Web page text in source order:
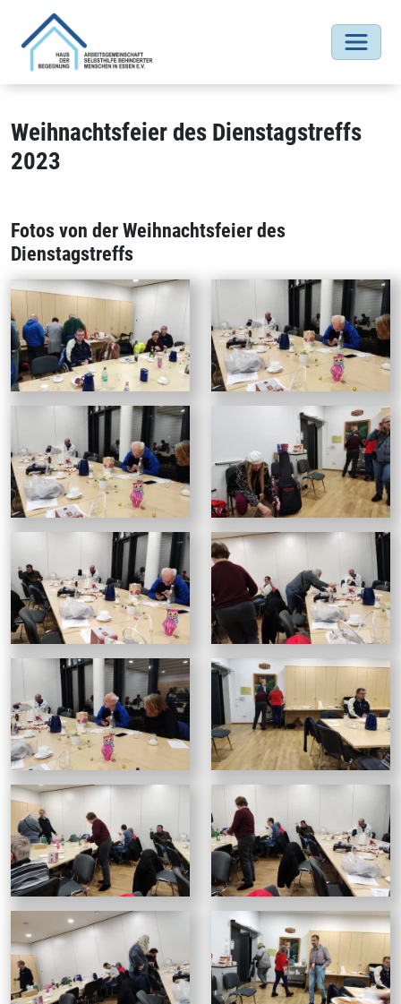
Weihnachtsfeier des Dienstagstreffs
2023
Fotos von der Weihnachtsfeier des
Dienstagstreffs